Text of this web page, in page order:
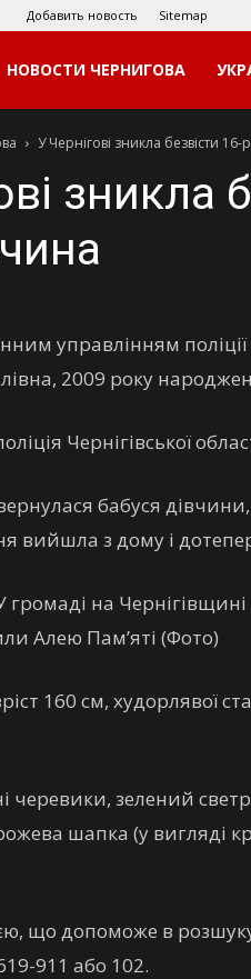
Добавить новость Sitemap
Мой
НОВОСТИ ЧЕРНИГОВА
У Чернігові зникла безвісти 16-
зникла
управлінням
2009 року
Чернігівської
бабуся
вийшла з дому і
громаді на
Алею Пам’яті (Фото)
160 см, худорлявої
черевики, зелений
шапка (у вигляді
що допоможе в
911 або 102.